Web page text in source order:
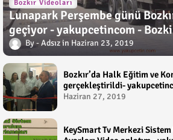
Bozkır Videoları
Lunapark Perşembe günü
geçiyor - yakupcetincom -
Adsız Haziran 23, 2019
Bozkır’da Halk Eğitim ve
gerçekleştirildi-
Haziran 27, 2019
KeySmart Tv Merkezi